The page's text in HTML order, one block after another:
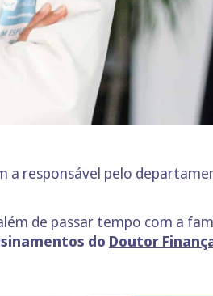
a responsável pelo
de passar tempo com a
do Doutor